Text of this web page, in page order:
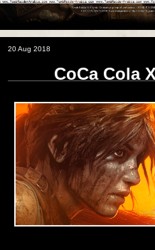
20 Aug 2018
CoCa Cola